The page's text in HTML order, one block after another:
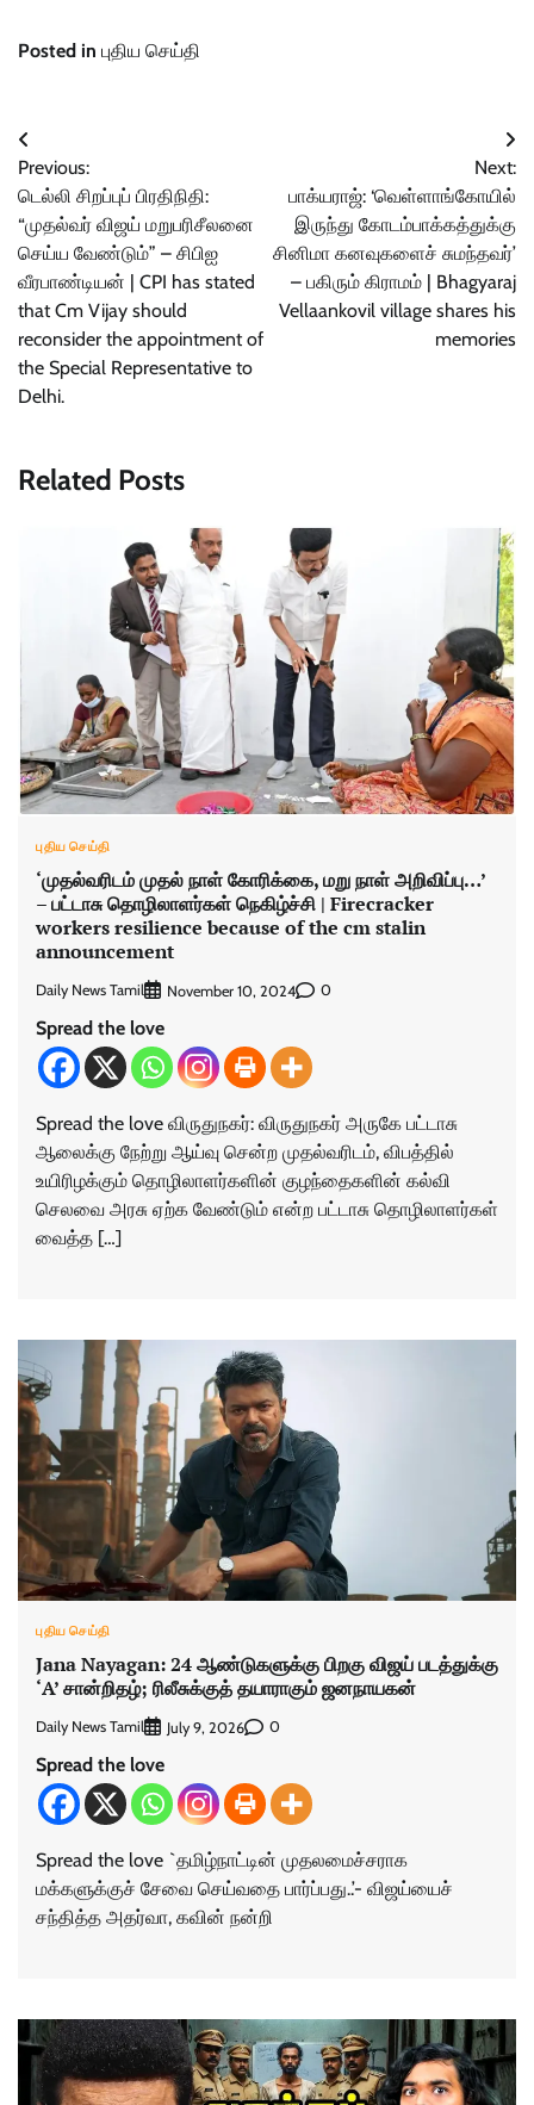
Posted in புதிய செய்தி
Post
navigation
Previous:
டெல்லி சிறப்புப் பிரதிநிதி:
“முதல்வர் விஜய் மறுபரிசீலனை
செய்ய வேண்டும்” – சிபிஐ
வீரபாண்டியன் | CPI has stated
that Cm Vijay should
reconsider the appointment of
the Special Representative to
Delhi.
Next:
பாக்யராஜ்: ‘வெள்ளாங்கோயில்
இருந்து கோடம்பாக்கத்துக்கு
சினிமா கனவுகளைச் சுமந்தவர்’
– பகிரும் கிராமம் | Bhagyaraj
Vellaankovil village shares his
memories
Related Posts
புதிய செய்தி
‘முதல்வரிடம் முதல் நாள் கோரிக்கை, மறு நாள் அறிவிப்பு…’
– பட்டாசு தொழிலாளர்கள் நெகிழ்ச்சி | Firecracker
workers resilience because of the cm stalin
announcement
Daily News Tamil November 10, 2024 0
Spread the love
Spread the love விருதுநகர்: விருதுநகர் அருகே பட்டாசு
ஆலைக்கு நேற்று ஆய்வு சென்ற முதல்வரிடம், விபத்தில்
உயிரிழக்கும் தொழிலாளர்களின் குழந்தைகளின் கல்வி
செலவை அரசு ஏற்க வேண்டும் என்ற பட்டாசு தொழிலாளர்கள்
வைத்த […]
புதிய செய்தி
Jana Nayagan: 24 ஆண்டுகளுக்கு பிறகு விஜய் படத்துக்கு
‘A’ சான்றிதழ்; ரிலீசுக்குத் தயாராகும் ஜனநாயகன்
Daily News Tamil July 9, 2026 0
Spread the love
Spread the love `தமிழ்நாட்டின் முதலமைச்சராக
மக்களுக்குச் சேவை செய்வதை பார்ப்பது..’- விஜய்யைச்
சந்தித்த அதர்வா, கவின் நன்றி